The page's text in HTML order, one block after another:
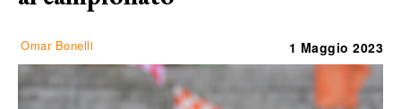
Omar Bonelli 1 Maggio 2023